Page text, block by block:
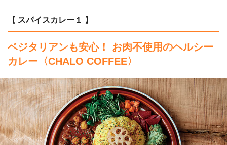
【 スパイスカレー１ 】
ベジタリアンも安心！ お肉不使用のヘルシー
カレー 〈CHALO COFFEE〉